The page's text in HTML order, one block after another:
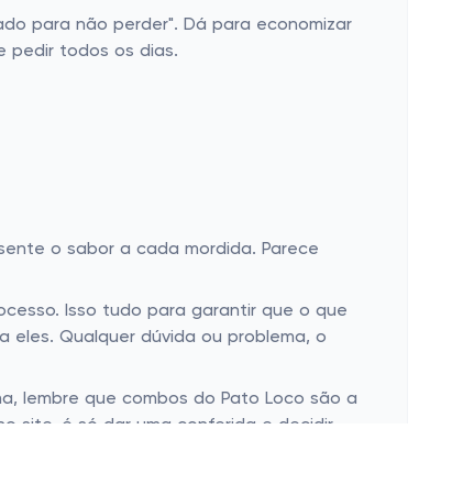
para não perder". Dá para economizar
pedir todos os dias.
o sabor a cada mordida. Parece
Isso tudo para garantir que o que
Qualquer dúvida ou problema, o
lembre que combos do Pato Loco são a
site, é só dar uma conferida e decidir